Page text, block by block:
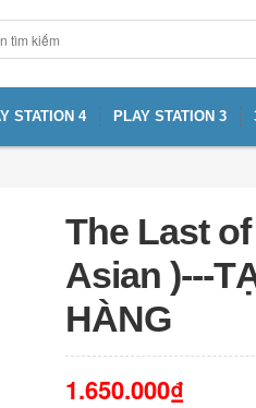
STATION 4 PLAY STATION 3
The Last
Asian )---
HÀNG
1.650.000₫